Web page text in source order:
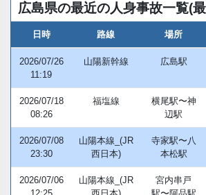
広島県の最近の人身事故一覧(
日時 路線 場所
2026/07/26
11:19
山陽新幹線 広島駅
2026/07/18
08:26
福塩線
横尾駅〜神
辺駅
2026/07/08
23:30
山陽本線_(JR
西日本)
寺家駅〜八
本松駅
2026/07/06
山陽本線_(JR
宮内串戸